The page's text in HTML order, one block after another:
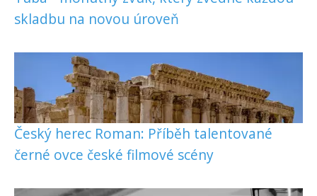
skladbu na novou úroveň
Český herec Roman: Příběh talentované
černé ovce české filmové scény